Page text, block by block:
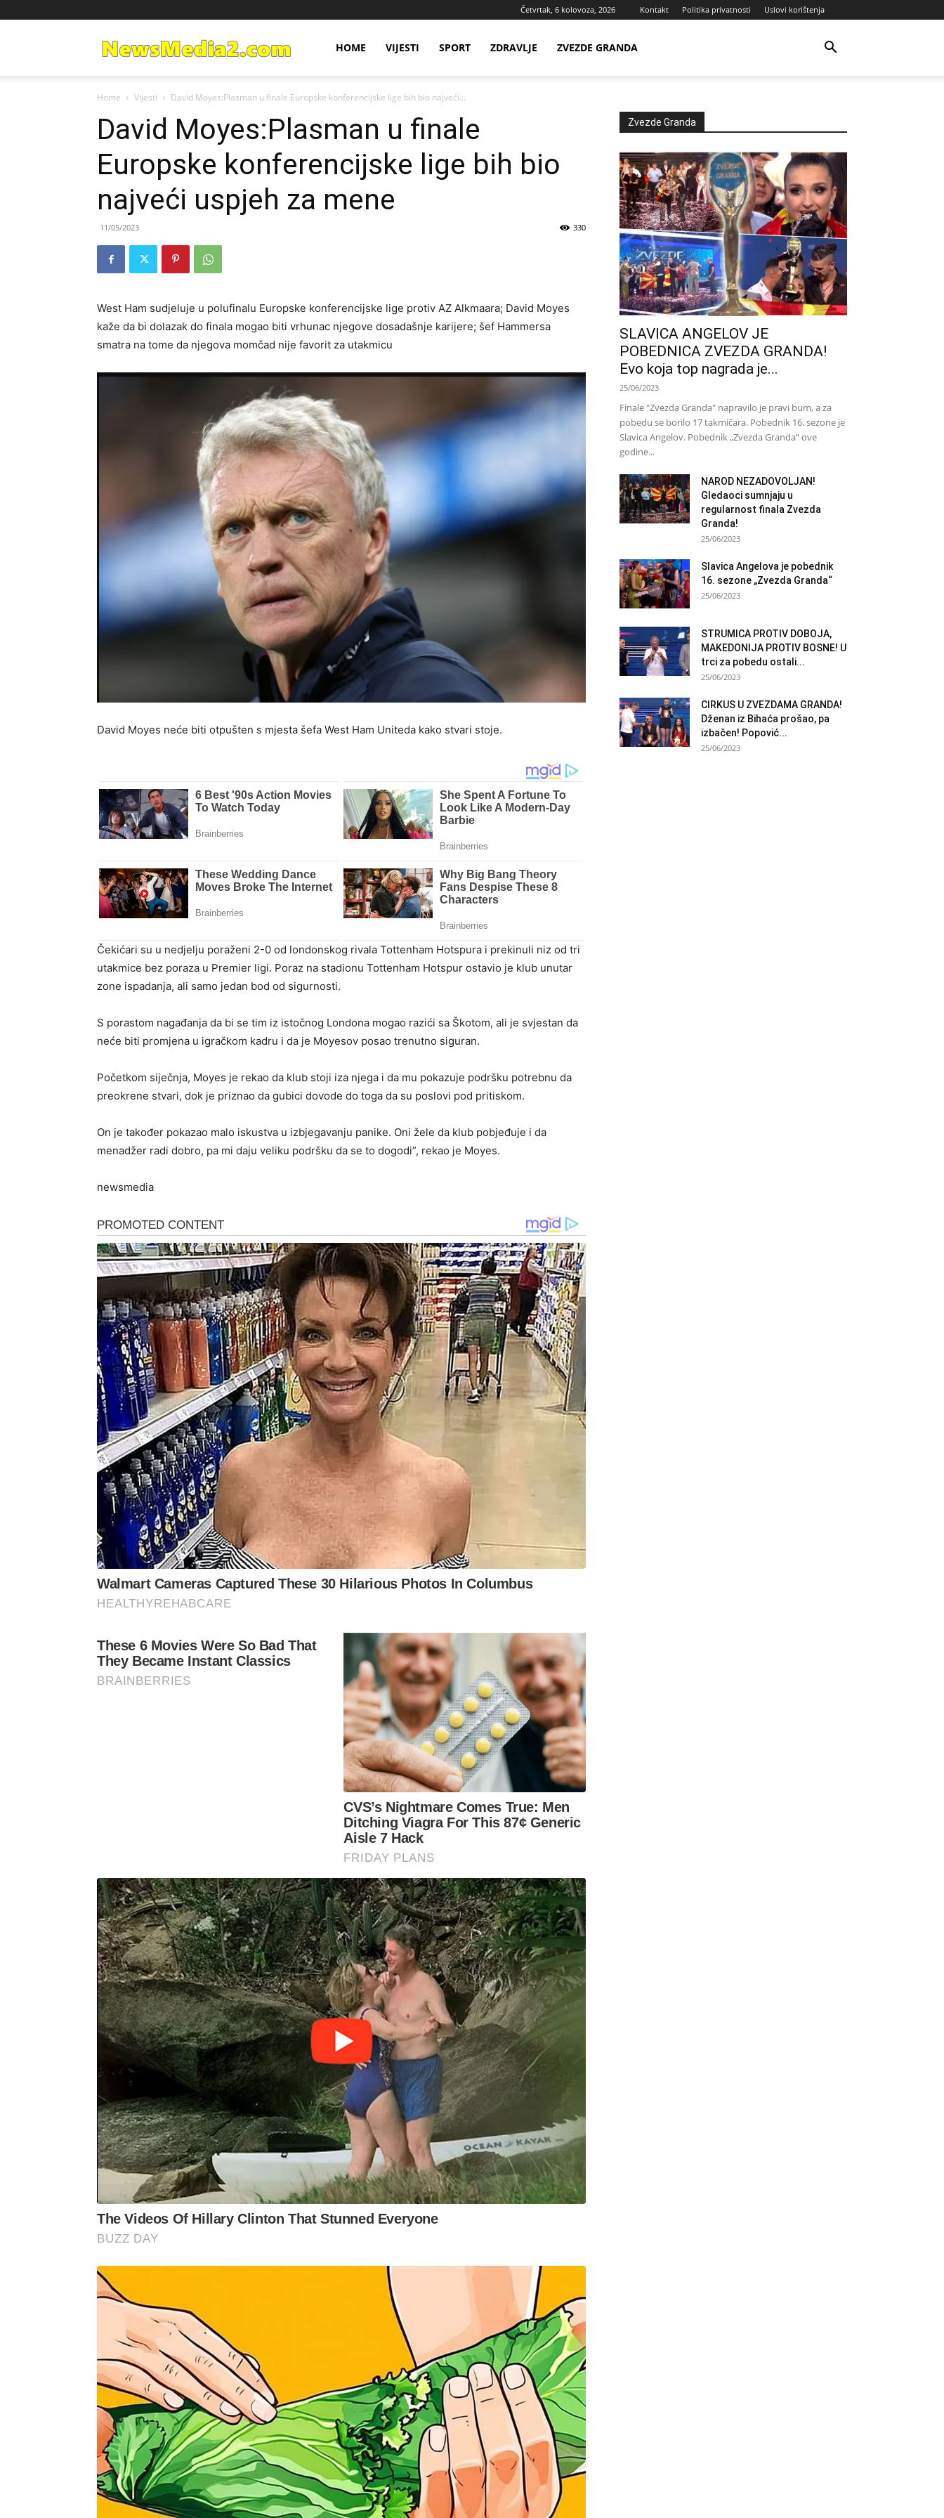
Četvrtak, 6 kolovoza, 2026 Kontakt Politika privatnosti Uslovi korištenja
Media
HOME VIJESTI SPORT ZDRAVLJE ZVEZDE GRANDA
Home Vijesti David Moyes:Plasman u finale Europske konferencijske lige bih bio najveći...
David Moyes:Plasman u finale
Europske konferencijske lige bih bio
najveći uspjeh za mene
11/05/2023 330
West Ham sudjeluje u polufinalu Europske konferencijske lige protiv AZ Alkmaara; David Moyes
kaže da bi dolazak do finala mogao biti vrhunac njegove dosadašnje karijere; šef Hammersa
smatra na tome da njegova momčad nije favorit za utakmicu
David Moyes neće biti otpušten s mjesta šefa West Ham Uniteda kako stvari stoje.
Čekićari su u nedjelju poraženi 2-0 od londonskog rivala Tottenham Hotspura i prekinuli niz od tri
utakmice bez poraza u Premier ligi. Poraz na stadionu Tottenham Hotspur ostavio je klub unutar
zone ispadanja, ali samo jedan bod od sigurnosti.
S porastom nagađanja da bi se tim iz istočnog Londona mogao razići sa Škotom, ali je svjestan da
neće biti promjena u igračkom kadru i da je Moyesov posao trenutno siguran.
Početkom siječnja, Moyes je rekao da klub stoji iza njega i da mu pokazuje podršku potrebnu da
preokrene stvari, dok je priznao da gubici dovode do toga da su poslovi pod pritiskom.
On je također pokazao malo iskustva u izbjegavanju panike. Oni žele da klub pobjeđuje i da
menadžer radi dobro, pa mi daju veliku podršku da se to dogodi”, rekao je Moyes.
newsmedia
Zvezde Granda
SLAVICA ANGELOV JE
POBEDNICA ZVEZDA GRANDA!
Evo koja top nagrada je...
25/06/2023
Finale "Zvezda Granda" napravilo je pravi bum, a za
pobedu se borilo 17 takmičara. Pobednik 16. sezone je
Slavica Angelov. Pobednik „Zvezda Granda“ ove
godine...
NAROD NEZADOVOLJAN!
Gledaoci sumnjaju u
regularnost finala Zvezda
Granda!
25/06/2023
Slavica Angelova je pobednik
16. sezone „Zvezda Granda“
25/06/2023
STRUMICA PROTIV DOBOJA,
MAKEDONIJA PROTIV BOSNE! U
trci za pobedu ostali...
25/06/2023
CIRKUS U ZVEZDAMA GRANDA!
Dženan iz Bihaća prošao, pa
izbačen! Popović...
25/06/2023